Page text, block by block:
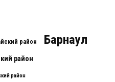
район Барнаул
район
район